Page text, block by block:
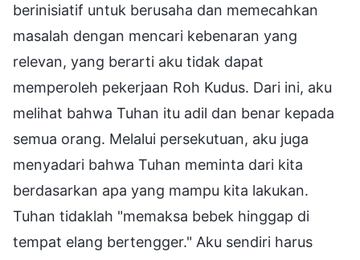
berinisiatif untuk berusaha dan memecahkan
masalah dengan mencari kebenaran yang
relevan, yang berarti aku tidak dapat
memperoleh pekerjaan Roh Kudus. Dari ini, aku
melihat bahwa Tuhan itu adil dan benar kepada
semua orang. Melalui persekutuan, aku juga
menyadari bahwa Tuhan meminta dari kita
berdasarkan apa yang mampu kita lakukan.
Tuhan tidaklah "memaksa bebek hinggap di
tempat elang bertengger." Aku sendiri harus